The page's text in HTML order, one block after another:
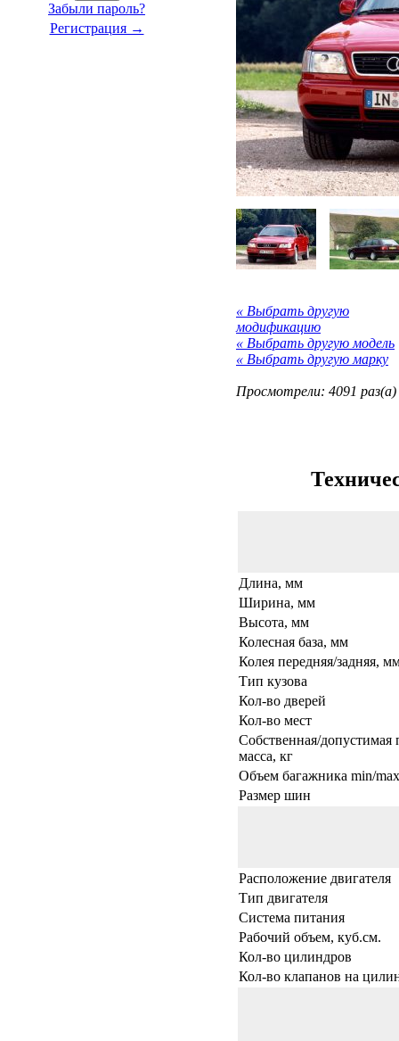
Забыли пароль?
Регистрация →
« Выбрать другую
модификацию
« Выбрать другую модель
« Выбрать другую марку
Просмотрели: 4091 раз(а)
Длина, мм
Ширина, мм
Высота, мм
Колесная база, мм
Колея передняя/задняя,
Тип кузова
Кол-во дверей
Кол-во мест
Собственная/допустимая
масса, кг
Объем багажника min/
Размер шин
Расположение двигателя
Тип двигателя
Система питания
Рабочий объем, куб.см.
Кол-во цилиндров
Кол-во клапанов на